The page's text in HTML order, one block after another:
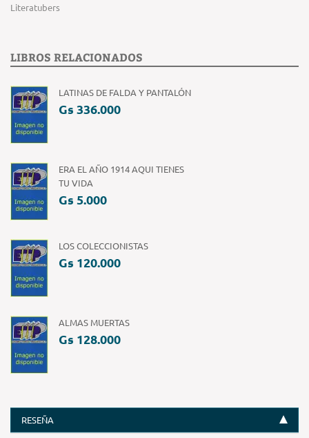
Literatubers
LIBROS RELACIONADOS
LATINAS DE FALDA Y PANTALÓN
Gs 336.000
ERA EL AÑO 1914 AQUI TIENES
TU VIDA
Gs 5.000
LOS COLECCIONISTAS
Gs 120.000
ALMAS MUERTAS
Gs 128.000
RESEÑA